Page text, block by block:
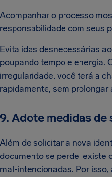
Acompanhar o processo
responsabilidade com seus
Evita idas desnecessárias
poupando tempo e energia.
irregularidade, você terá a
rapidamente, sem prolongar
9. Adote medidas de
Além de solicitar a nova
documento se perde, existe
mal-intencionadas. Por isso,